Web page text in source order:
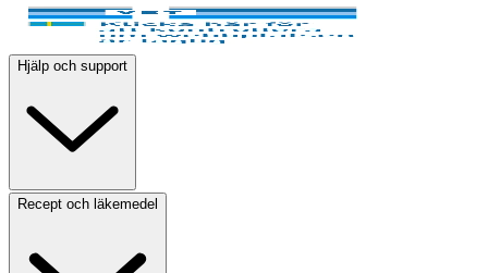
Hjälp och support
Recept och läkemedel